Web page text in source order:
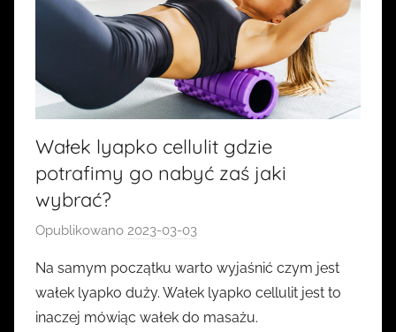
Wałek lyapko cellulit gdzie
potrafimy go nabyć zaś jaki
wybrać?
Opublikowano 2023-03-03
z
e
z
Na samym początku warto wyjaśnić czym jest
wałek lyapko duży. Wałek lyapko cellulit jest to
inaczej mówiąc wałek do masażu.